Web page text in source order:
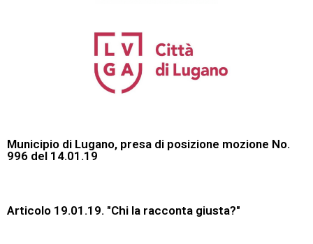
Municipio di Lugano, presa di posizione mozione No.
996 del 14.01.19
Articolo 19.01.19. "Chi la racconta giusta?"